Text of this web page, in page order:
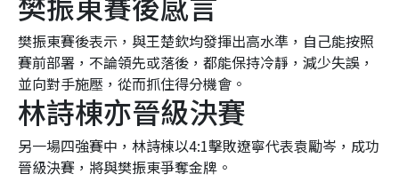
樊振東賽後表示，與王楚欽均發揮出高水準，自己能按照
賽前部署，不論領先或落後，都能保持冷靜，減少失誤，
並向對手施壓，從而抓住得分機會。
林詩棟亦晉級決賽
另一場四強賽中，林詩棟以4:1擊敗遼寧代表袁勵岑，成功
晉級決賽，將與樊振東爭奪金牌。